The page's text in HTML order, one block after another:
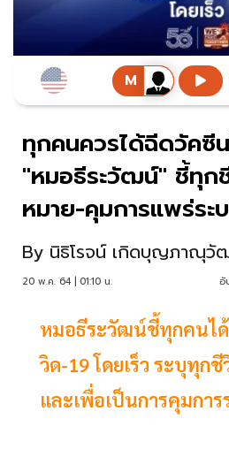
ทุกคนควรได้ฉีดวัคซี
"หมอธีระวัฒน์" ชี้ทุก
หมาย-คุมการแพร่ระ
By นิธิโรจน์ เกิดบุญภาณุวั
20 พ.ค. 64 | 01:10 น. อั
หมอธีระวัฒน์ชี้ทุกคนไ
วิด-19 โดยเร็ว ระบุทุก
และเพื่อเป็นการคุมการ